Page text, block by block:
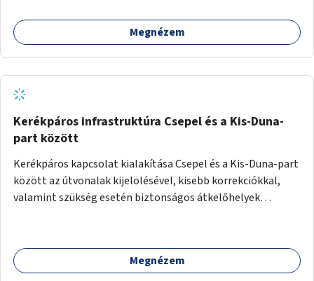
szervezetek programjainak is. Az üzemeltető pályázat
útján lesz kiválasztva.
Megnézem
Kerékpáros infrastruktúra Csepel és a Kis-Duna-
part között
Kerékpáros kapcsolat kialakítása Csepel és a Kis-Duna-part
között az útvonalak kijelölésével, kisebb korrekciókkal,
valamint szükség esetén biztonságos átkelőhelyek
Megnézem